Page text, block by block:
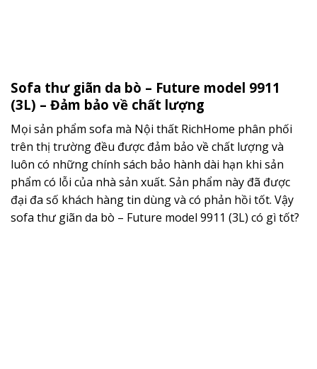
Sofa thư giãn da bò – Future model 9911
(3L) – Đảm bảo về chất lượng
Mọi sản phẩm sofa mà Nội thất RichHome phân phối
trên thị trường đều được đảm bảo về chất lượng và
luôn có những chính sách bảo hành dài hạn khi sản
phẩm có lỗi của nhà sản xuất. Sản phẩm này đã được
đại đa số khách hàng tin dùng và có phản hồi tốt. Vậy
sofa thư giãn da bò – Future model 9911 (3L) có gì tốt?